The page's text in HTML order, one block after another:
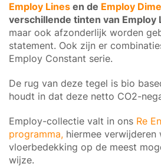
Employ Lines en de Employ
verschillende tinten van Employ
maar ook afzonderlijk worden
statement. Ook zijn er
Employ Constant serie.
De rug van deze tegel is bio
houdt in dat deze netto CO2-
Employ-collectie valt in ons Re
programma, hiermee verwijderen
vloerbedekking op de meest
wijze.